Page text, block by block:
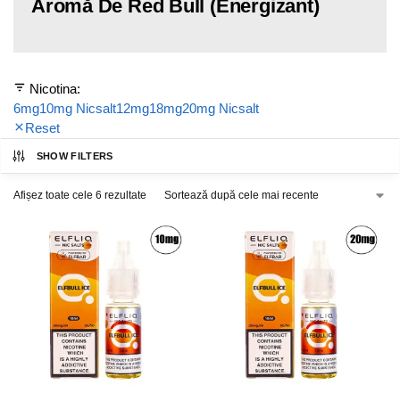
Aromă De Red Bull (Energizant)
Nicotina:
6mg10mg Nicsalt12mg18mg20mg Nicsalt
Reset
SHOW FILTERS
Afișez toate cele 6 rezultate